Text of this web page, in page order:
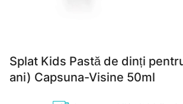
Splat Kids Pastă de dinți
ani) Capsuna-Visine 50ml